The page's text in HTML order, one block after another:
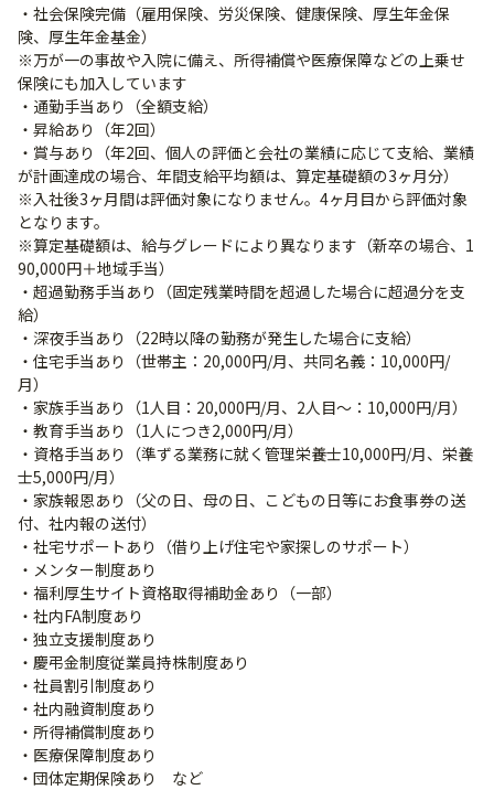
・社会保険完備（雇用保険、労災保険、健康保険、厚生年金保
険、厚生年金基金）
※万が一の事故や入院に備え、所得補償や医療保障などの上乗せ
保険にも加入しています
・通勤手当あり（全額支給）
・昇給あり（年2回）
・賞与あり（年2回、個人の評価と会社の業績に応じて支給、業績
が計画達成の場合、年間支給平均額は、算定基礎額の3ヶ月分）
※入社後3ヶ月間は評価対象になりません。4ヶ月目から評価対象
となります。
※算定基礎額は、給与グレードにより異なります（新卒の場合、1
90,000円＋地域手当）
・超過勤務手当あり（固定残業時間を超過した場合に超過分を支
給）
・深夜手当あり（22時以降の勤務が発生した場合に支給）
・住宅手当あり（世帯主：20,000円/月、共同名義：10,000円/
月）
・家族手当あり（1人目：20,000円/月、2人目～：10,000円/月）
・教育手当あり（1人につき2,000円/月）
・資格手当あり（準ずる業務に就く管理栄養士10,000円/月、栄養
士5,000円/月）
・家族報恩あり（父の日、母の日、こどもの日等にお食事券の送
付、社内報の送付）
・社宅サポートあり（借り上げ住宅や家探しのサポート）
・メンター制度あり
・福利厚生サイト資格取得補助金あり（一部）
・社内FA制度あり
・独立支援制度あり
・慶弔金制度従業員持株制度あり
・社員割引制度あり
・社内融資制度あり
・所得補償制度あり
・医療保障制度あり
・団体定期保険あり など